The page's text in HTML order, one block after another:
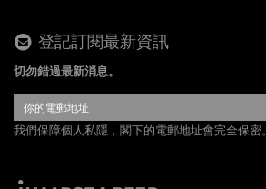
登記訂閱最新資訊
切勿錯過最新消息。
我們保障個人私隱，閣下的電郵地址會完全保密。